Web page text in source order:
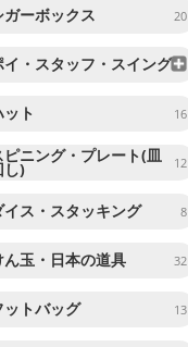
ガーボックス 20
イ・スタッフ・スイング
ット 16
ピニング・プレート(皿
し) 12
イス・スタッキング 8
ん玉・日本の道具 32
ットバッグ 13